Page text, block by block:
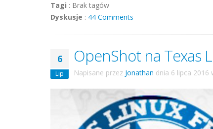
Tagi : Brak tagów
Dyskusje : 44 Comments
6
Lip
OpenShot na Texas
Napisane przez Jonathan dnia 6 lipca 2016